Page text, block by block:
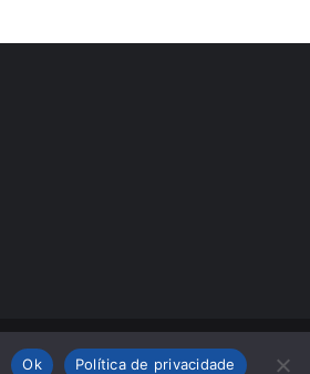
Ok Política de privacidade